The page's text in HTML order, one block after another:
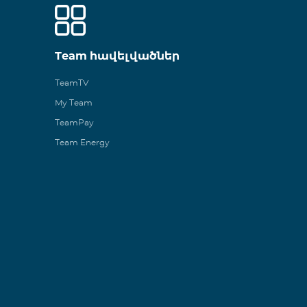
Team հավելվածներ
TeamTV
My Team
TeamPay
Team Energy